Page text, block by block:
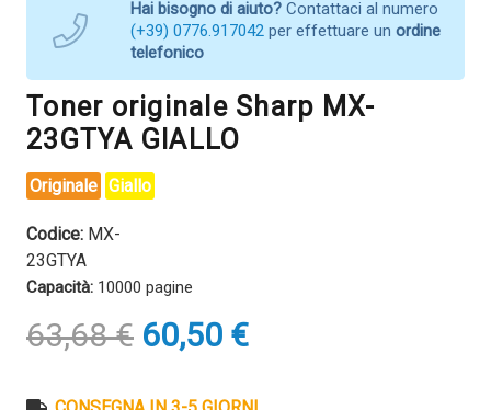
Hai bisogno di aiuto? Contattaci al numero
(+39) 0776.917042 per effettuare un ordine
telefonico
Toner originale Sharp MX-
23GTYA GIALLO
Originale Giallo
Codice: MX-
23GTYA
Capacità: 10000 pagine
63,68€ Il
prezzo
60,50 €Il
prezzo